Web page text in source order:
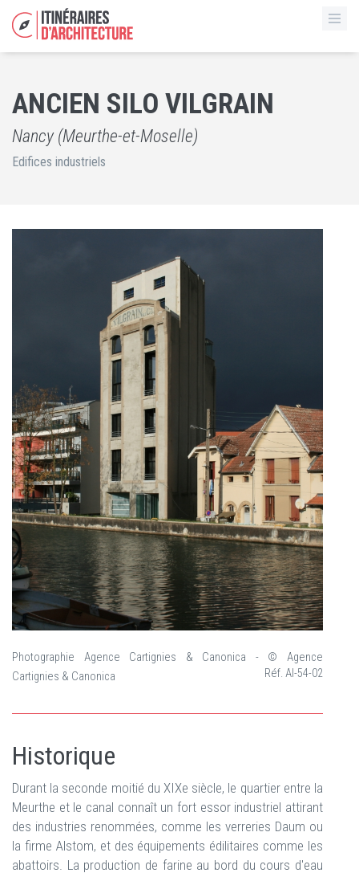
ANCIEN SILO VILGRAIN
Nancy (Meurthe-et-Moselle)
Edifices industriels
Photographie Agence Cartignies & Canonica - © Agence
Cartignies & Canonica
Réf. AI-54-02
Historique
Durant la seconde moitié du XIXe siècle, le quartier entre la
Meurthe et le canal connaît un fort essor industriel attirant
des industries renommées, comme les verreries Daum ou
la firme Alstom, et des équipements édilitaires comme les
abattoirs. La production de farine au bord du cours d'eau